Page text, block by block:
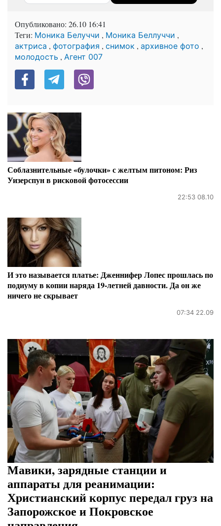
Опубликовано: 26.10 16:41
Теги: Моника Белуччи , Моника Беллуччи ,
актриса , фотография , снимок , архивное фото ,
молодость , Агент 007
Соблазнительные «булочки» с желтым питоном: Риз
Уизерспун в рисковой фотосессии
22:53 08.10
И это называется платье: Дженнифер Лопес прошлась по
подиуму в копии наряда 19-летней давности. Да он же
ничего не скрывает
07:34 22.09
Мавики, зарядные станции и
аппараты для реанимации:
Христианский корпус передал груз на
Запорожское и Покровское